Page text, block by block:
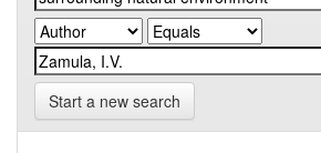
Start a new search